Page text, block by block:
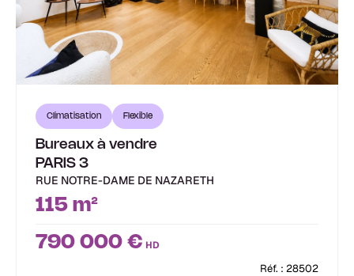
Climatisation Flexible
Bureaux à vendre
PARIS 3
RUE NOTRE-DAME DE NAZARETH
115 m²
790 000 € HD
Réf. : 28502